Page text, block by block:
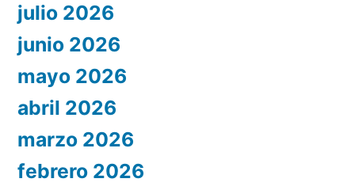
julio 2026
junio 2026
mayo 2026
abril 2026
marzo 2026
febrero 2026